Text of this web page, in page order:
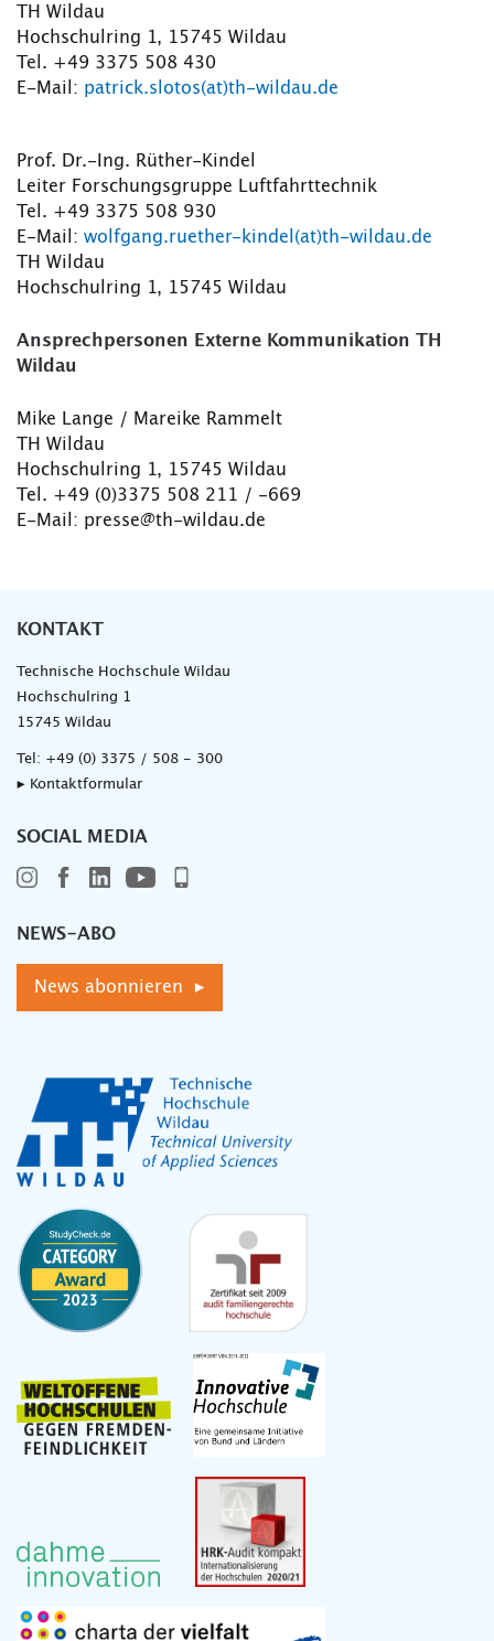
TH Wildau
Hochschulring 1, 15745 Wildau
Tel. +49 3375 508 430
E-Mail: patrick.slotos(at)th-wildau.de
Prof. Dr.-Ing. Rüther-Kindel
Leiter Forschungsgruppe Luftfahrttechnik
Tel. +49 3375 508 930
E-Mail: wolfgang.ruether-kindel(at)th-wildau.de
TH Wildau
Hochschulring 1, 15745 Wildau
Ansprechpersonen Externe Kommunikation TH
Wildau
Mike Lange / Mareike Rammelt
TH Wildau
Hochschulring 1, 15745 Wildau
Tel. +49 (0)3375 508 211 / -669
E-Mail: presse@th-wildau.de
KONTAKT
Technische Hochschule Wildau
Hochschulring 1
15745 Wildau
Tel: +49 (0) 3375 / 508 - 300
▸ Kontaktformular
SOCIAL MEDIA
NEWS-ABO
News abonnieren ▸